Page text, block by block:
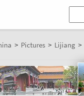
> Pictures > Lijiang >